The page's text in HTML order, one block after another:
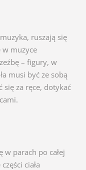
ruszają się
w muzyce
– figury, w
musi być ze sobą
się za ręce, dotykać
w parach po całej
ciała